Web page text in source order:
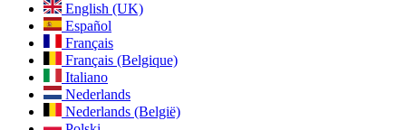
English (UK)
Español
Français
Français (Belgique)
Italiano
Nederlands
Nederlands (België)